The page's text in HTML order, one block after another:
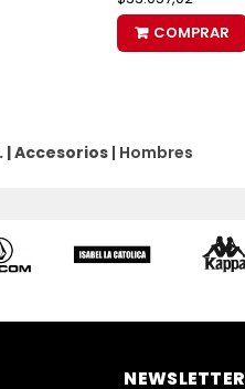
COMPRAR
|Accesorios | Hombres
NEWSLETTER